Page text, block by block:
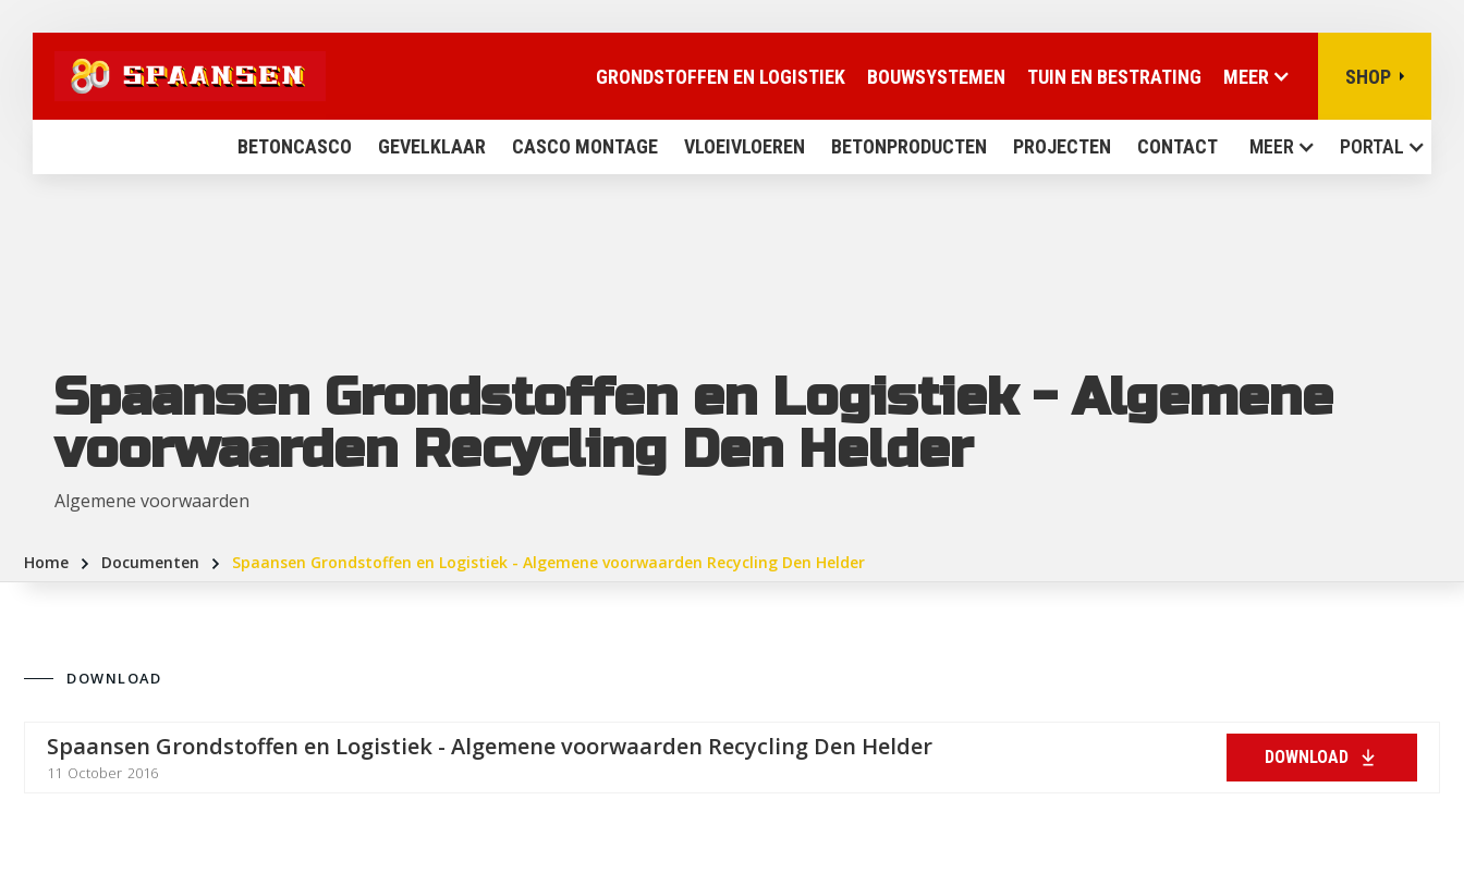
BETONCASCO GEVELKLAAR CASCO MONTAGE VLOEIVLOEREN BETONPRODUCTEN PROJECTEN CONTACT MEER PORTAL
GRONDSTOFFEN EN LOGISTIEK BOUWSYSTEMEN TUIN EN BESTRATING MEER SHOP
Spaansen Grondstoffen en Logistiek - Algemene
voorwaarden Recycling Den Helder
Algemene voorwaarden
Home Documenten Spaansen Grondstoffen en Logistiek - Algemene voorwaarden Recycling Den Helder
DOWNLOAD
Spaansen Grondstoffen en Logistiek - Algemene voorwaarden Recycling Den Helder
11 October 2016
DOWNLOAD